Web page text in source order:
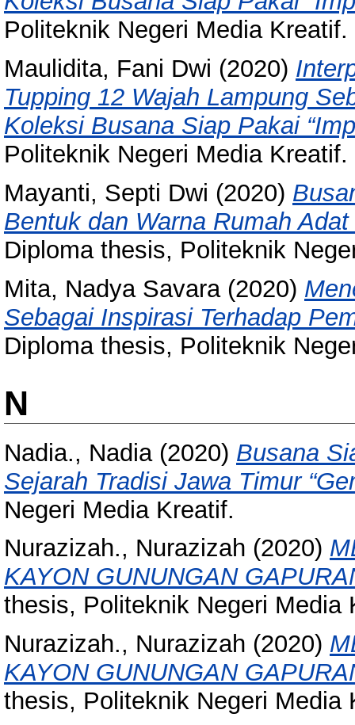
Politeknik Negeri Media Kreatif.
Maulidita, Fani Dwi (2020)
Tupping 12 Wajah Lampung
Koleksi Busana Siap Pakai
Politeknik Negeri Media Kreatif.
Mayanti, Septi Dwi (2020)
Bentuk dan Warna Rumah
Diploma thesis, Politeknik
Mita, Nadya Savara(2020)
Sebagai Inspirasi Terhadap
Diploma thesis, Politeknik
N
Nadia., Nadia(2020) Busana
Sejarah Tradisi Jawa Timur
Negeri Media Kreatif.
Nurazizah., Nurazizah (2020)
KAYON GUNUNGAN
thesis, Politeknik Negeri Media
Nurazizah., Nurazizah (2020)
KAYON GUNUNGAN
thesis, Politeknik Negeri Media